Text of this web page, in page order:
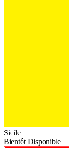
Sicile
Bientôt Disponible